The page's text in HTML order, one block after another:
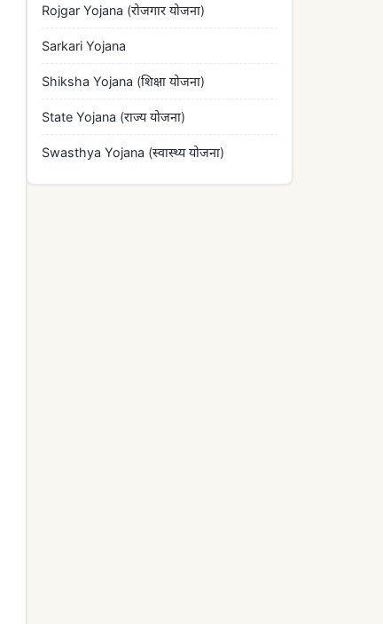
Rojgar Yojana (रोजगार योजना)
Sarkari Yojana
Shiksha Yojana (शिक्षा योजना)
State Yojana (राज्य योजना)
Swasthya Yojana (स्वास्थ्य योजना)